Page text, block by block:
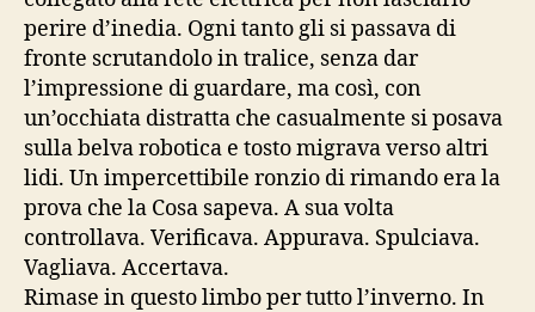
perire d’inedia. Ogni tanto gli si passava di
fronte scrutandolo in tralice, senza dar
l’impressione di guardare, ma così, con
un’occhiata distratta che casualmente si posava
sulla belva robotica e tosto migrava verso altri
lidi. Un impercettibile ronzio di rimando era la
prova che la Cosa sapeva. A sua volta
controllava. Verificava. Appurava. Spulciava.
Vagliava. Accertava.
Rimase in questo limbo per tutto l’inverno. In